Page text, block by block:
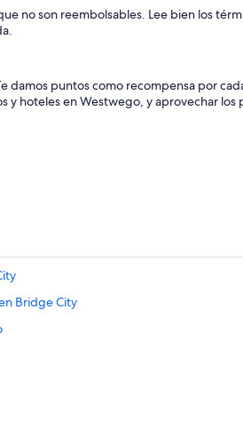
no son reembolsables. Lee bien los
damos puntos como recompensa por
y hoteles en Westwego, y aprovechar los
Bridge City